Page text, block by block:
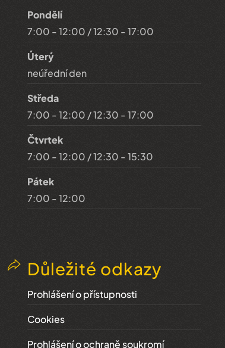
Pondělí
7:00 - 12:00 / 12:30 - 17:00
Úterý
neúřední den
Středa
7:00 - 12:00 / 12:30 - 17:00
Čtvrtek
7:00 - 12:00 / 12:30 - 15:30
Pátek
7:00 - 12:00
Důležité odkazy
Prohlášení o přístupnosti
Cookies
Prohlášení o ochraně soukromí